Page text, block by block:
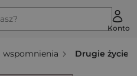
Konto
wspomnienia Drugie życie.